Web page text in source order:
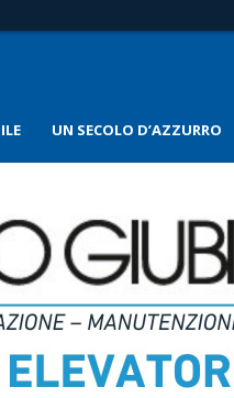
UN SECOLO D’AZZURRO